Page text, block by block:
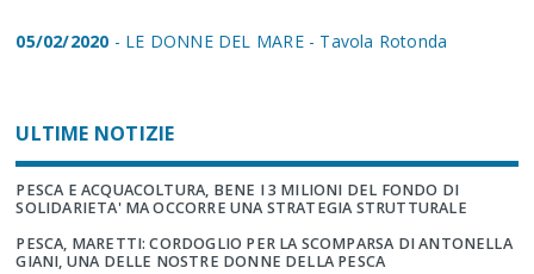
05/02/2020 - LE DONNE DEL MARE - Tavola Rotonda
ULTIME NOTIZIE
PESCA E ACQUACOLTURA, BENE I 3 MILIONI DEL FONDO DI
SOLIDARIETA' MA OCCORRE UNA STRATEGIA STRUTTURALE
PESCA, MARETTI: CORDOGLIO PER LA SCOMPARSA DI ANTONELLA
GIANI, UNA DELLE NOSTRE DONNE DELLA PESCA